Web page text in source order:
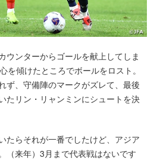
ウンターからゴールを献上してしま
を傾けたところでボールをロスト。
ず、守備陣のマークがズレて、最後
たリン・リャンミンにシュートを決
たらそれが一番でしたけど、アジア
（来年）3月まで代表戦はないです